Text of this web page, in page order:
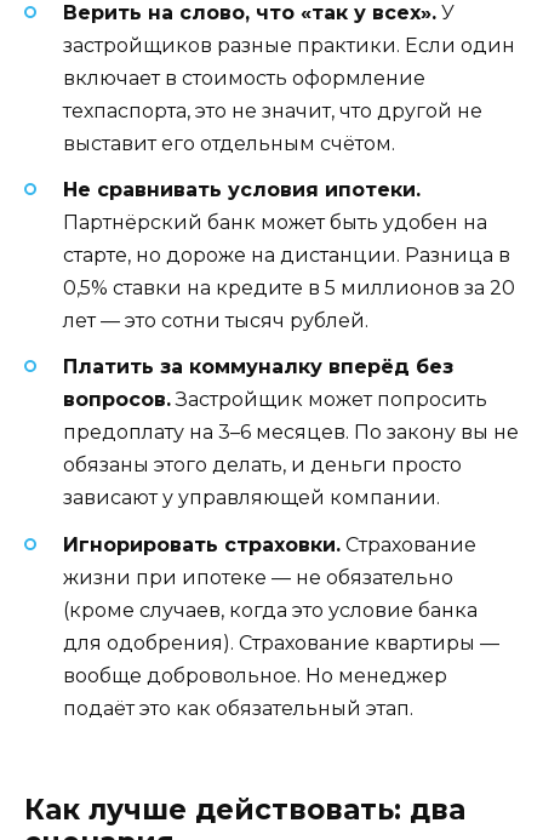
Верить на слово, что «так у всех». У
застройщиков разные практики. Если один
включает в стоимость оформление
техпаспорта, это не значит, что другой не
выставит его отдельным счётом.
Не сравнивать условия ипотеки.
Партнёрский банк может быть удобен на
старте, но дороже на дистанции. Разница в
0,5% ставки на кредите в 5 миллионов за 20
лет — это сотни тысяч рублей.
Платить за коммуналку вперёд без
вопросов.Застройщик может попросить
предоплату на 3–6 месяцев. По закону вы не
обязаны этого делать, и деньги просто
зависают у управляющей компании.
Игнорировать страховки. Страхование
жизни при ипотеке — не обязательно
(кроме случаев, когда это условие банка
для одобрения). Страхование квартиры —
вообще добровольное. Но менеджер
подаёт это как обязательный этап.
Как лучше действовать: два